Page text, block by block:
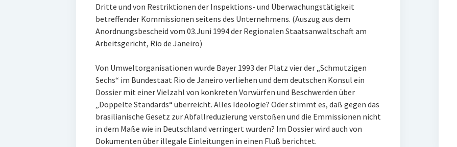
Dritte und von Restriktionen der Inspektions- und Überwachungstätigkeit
betreffender Kommissionen seitens des Unternehmens. (Auszug aus dem
Anordnungsbescheid vom 03.Juni 1994 der Regionalen Staatsanwaltschaft am
Arbeitsgericht, Rio de Janeiro)
Von Umweltorganisationen wurde Bayer 1993 der Platz vier der „Schmutzigen
Sechs“ im Bundestaat Rio de Janeiro verliehen und dem deutschen Konsul ein
Dossier mit einer Vielzahl von konkreten Vorwürfen und Beschwerden über
„Doppelte Standards“ überreicht. Alles Ideologie? Oder stimmt es, daß gegen das
brasilianische Gesetz zur Abfallreduzierung verstoßen und die Emmissionen nicht
in dem Maße wie in Deutschland verringert wurden? Im Dossier wird auch von
Dokumenten über illegale Einleitungen in einen Fluß berichtet.